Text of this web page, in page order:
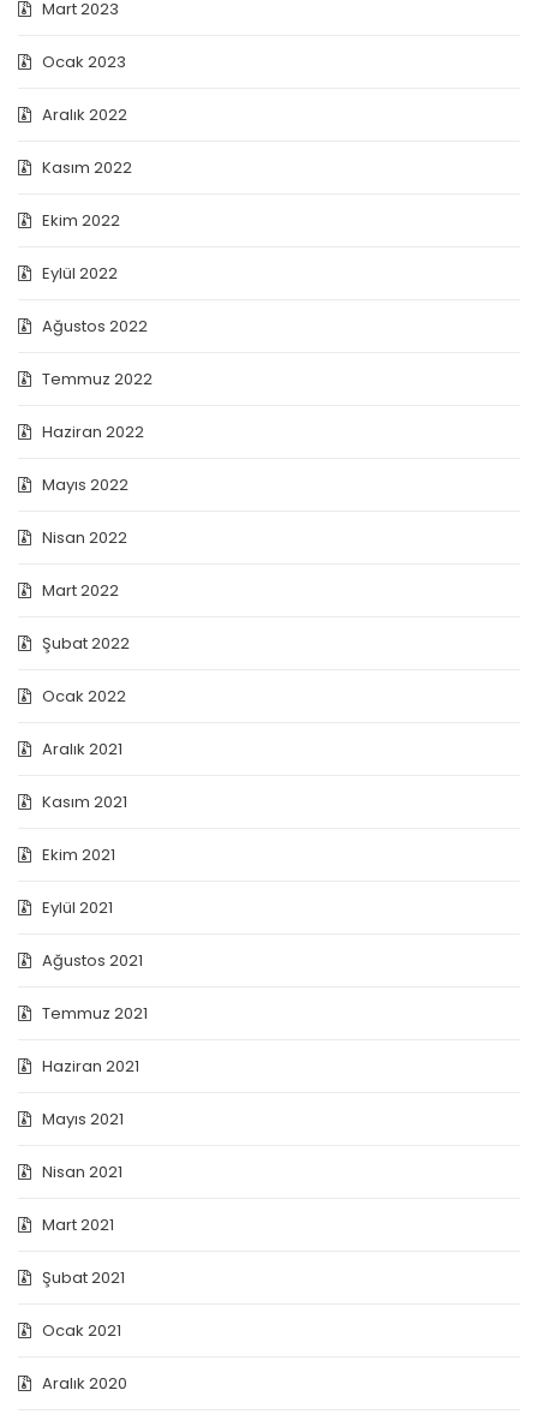
Mart 2023
Ocak 2023
Aralık 2022
Kasım 2022
Ekim 2022
Eylül 2022
Ağustos 2022
Temmuz 2022
Haziran 2022
Mayıs 2022
Nisan 2022
Mart 2022
Şubat 2022
Ocak 2022
Aralık 2021
Kasım 2021
Ekim 2021
Eylül 2021
Ağustos 2021
Temmuz 2021
Haziran 2021
Mayıs 2021
Nisan 2021
Mart 2021
Şubat 2021
Ocak 2021
Aralık 2020